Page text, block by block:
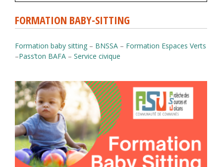
FORMATION BABY-SITTING
Formation baby sitting – BNSSA – Formation Espaces Verts
–Pass’ton BAFA – Service civique